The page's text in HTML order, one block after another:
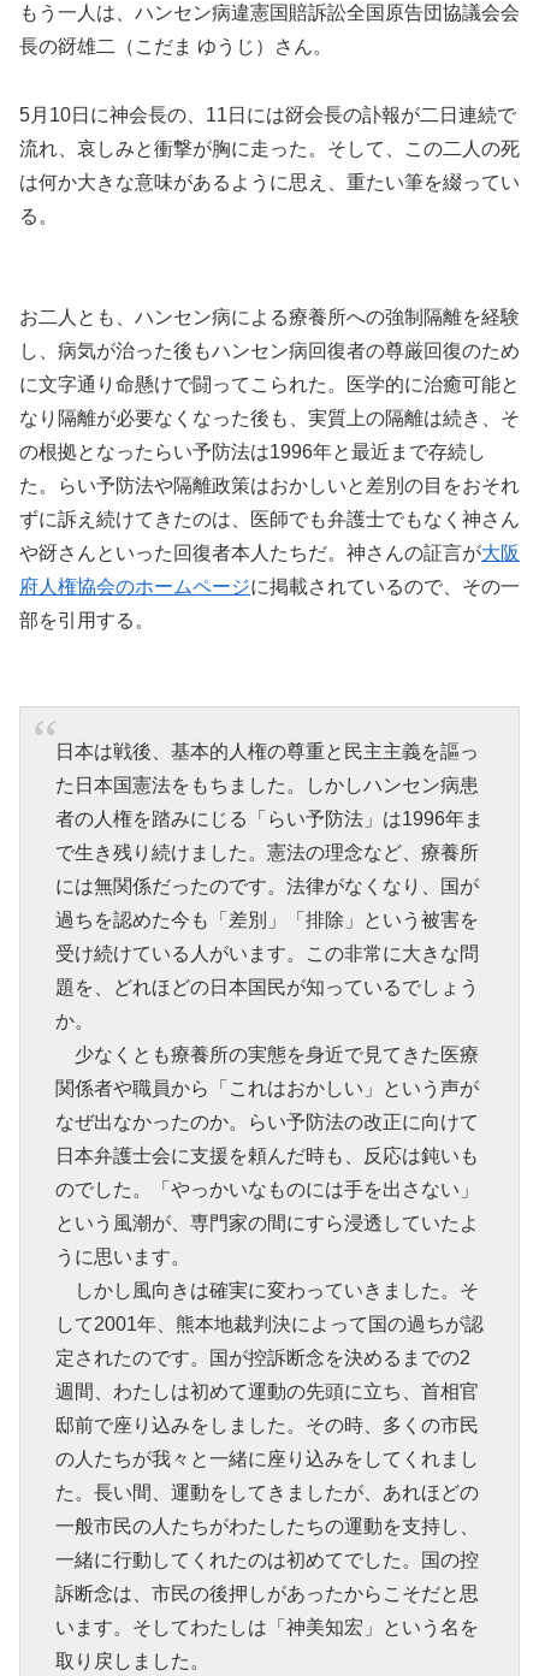
もう一人は、ハンセン病違憲国賠訴訟全国原告団協議会会
長の谺雄二（こだま ゆうじ）さん。
5月10日に神会長の、11日には谺会長の訃報が二日連続で
流れ、哀しみと衝撃が胸に走った。そして、この二人の死
は何か大きな意味があるように思え、重たい筆を綴ってい
る。
お二人とも、ハンセン病による療養所への強制隔離を経験
し、病気が治った後もハンセン病回復者の尊厳回復のため
に文字通り命懸けで闘ってこられた。医学的に治癒可能と
なり隔離が必要なくなった後も、実質上の隔離は続き、そ
の根拠となったらい予防法は1996年と最近まで存続し
た。らい予防法や隔離政策はおかしいと差別の目をおそれ
ずに訴え続けてきたのは、医師でも弁護士でもなく神さん
や谺さんといった回復者本人たちだ。神さんの証言が大阪
府人権協会のホームページに掲載されているので、その一
部を引用する。
日本は戦後、基本的人権の尊重と民主主義を謳っ
た日本国憲法をもちました。しかしハンセン病患
者の人権を踏みにじる「らい予防法」は1996年ま
で生き残り続けました。憲法の理念など、療養所
には無関係だったのです。法律がなくなり、国が
過ちを認めた今も「差別」「排除」という被害を
受け続けている人がいます。この非常に大きな問
題を、どれほどの日本国民が知っているでしょう
か。
少なくとも療養所の実態を身近で見てきた医療
関係者や職員から「これはおかしい」という声が
なぜ出なかったのか。らい予防法の改正に向けて
日本弁護士会に支援を頼んだ時も、反応は鈍いも
のでした。「やっかいなものには手を出さない」
という風潮が、専門家の間にすら浸透していたよ
うに思います。
しかし風向きは確実に変わっていきました。そ
して2001年、熊本地裁判決によって国の過ちが認
定されたのです。国が控訴断念を決めるまでの2
週間、わたしは初めて運動の先頭に立ち、首相官
邸前で座り込みをしました。その時、多くの市民
の人たちが我々と一緒に座り込みをしてくれまし
た。長い間、運動をしてきましたが、あれほどの
一般市民の人たちがわたしたちの運動を支持し、
一緒に行動してくれたのは初めてでした。国の控
訴断念は、市民の後押しがあったからこそだと思
います。そしてわたしは「神美知宏」という名を
取り戻しました。